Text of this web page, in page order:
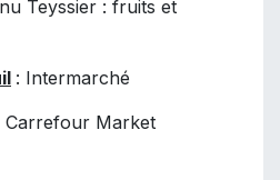
Teyssier : fruits et
: Intermarché
Carrefour Market